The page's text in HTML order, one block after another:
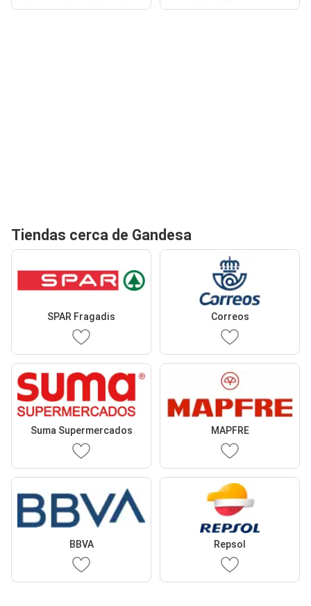
Tiendas cerca de Gandesa
SPAR Fragadis Correos
Suma Supermercados MAPFRE
BBVA Repsol